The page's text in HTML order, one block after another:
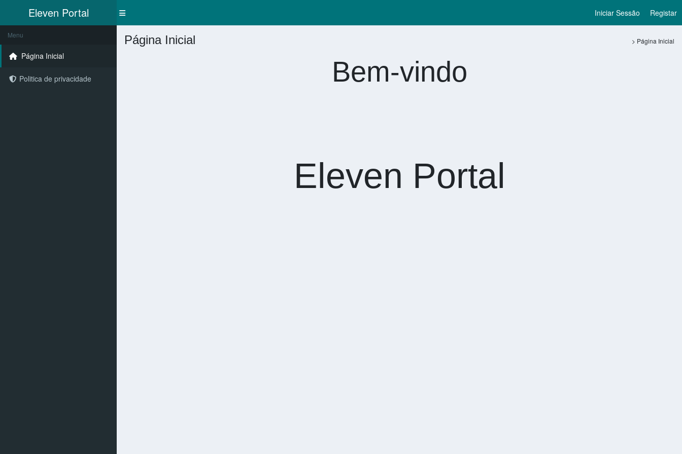
Eleven Portal Iniciar Sessão Registar
Menu
Página Inicial
Politica de privacidade
Página Inicial Página Inicial
Bem-vindo
Eleven Portal